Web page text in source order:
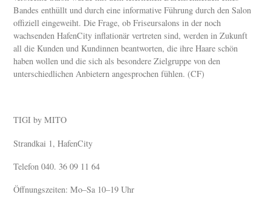
Bandes enthüllt und durch eine informative Führung durch den Salon
offiziell eingeweiht. Die Frage, ob Friseursalons in der noch
wachsenden HafenCity inflationär vertreten sind, werden in Zukunft
all die Kunden und Kundinnen beantworten, die ihre Haare schön
haben wollen und die sich als besondere Zielgruppe von den
unterschiedlichen Anbietern angesprochen fühlen. (CF)
TIGI by MITO
Strandkai 1, HafenCity
Telefon 040. 36 09 11 64
Öffnungszeiten: Mo–Sa 10–19 Uhr